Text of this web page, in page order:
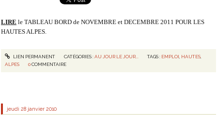
LIRE le TABLEAU BORD de NOVEMBRE et DECEMBRE 2011 POUR LES
HAUTES ALPES.
LIEN PERMANENT CATÉGORIES :AU JOUR LE JOUR... TAGS : EMPLOI HAUTES
ALPES
0 COMMENTAIRE
jeudi 28 janvier 2010